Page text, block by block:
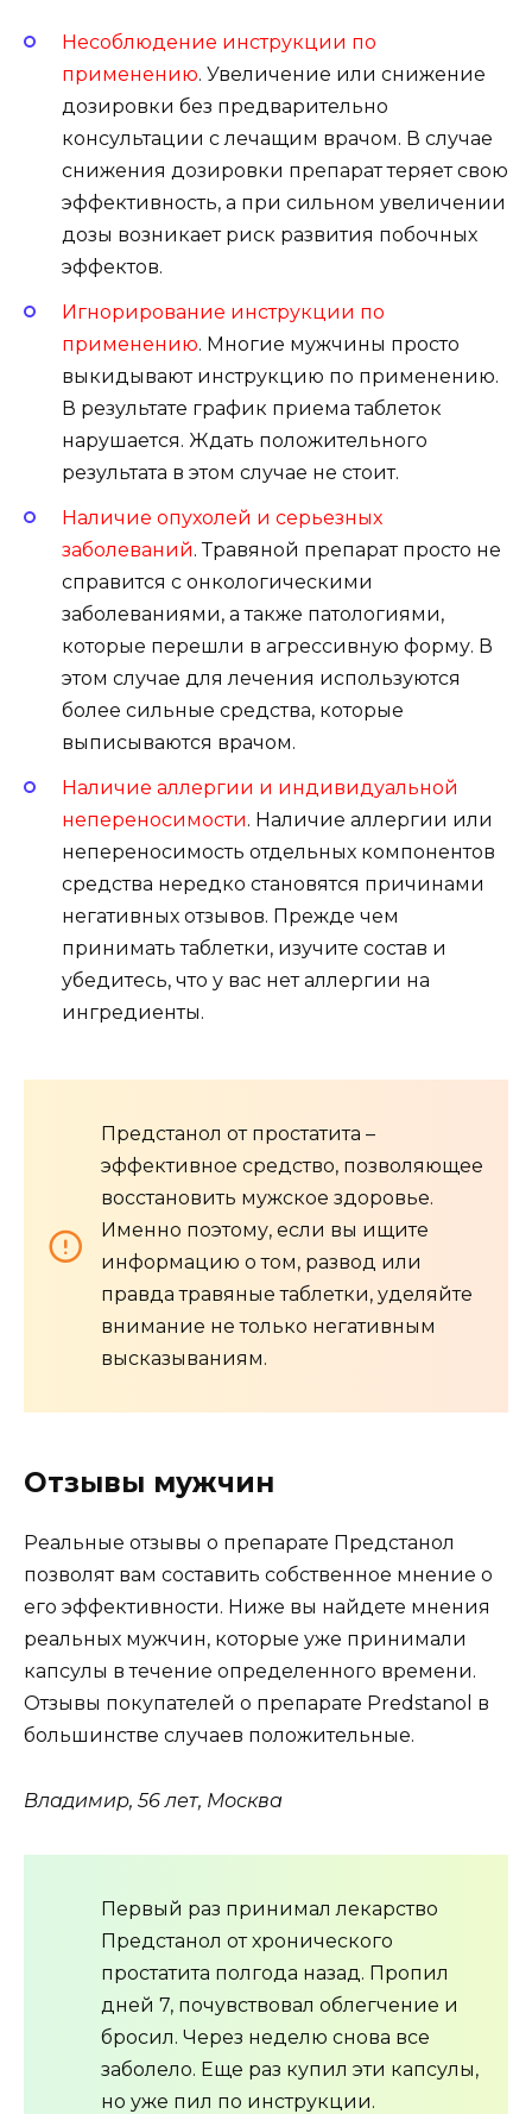
Несоблюдение инструкции по
применению. Увеличение или снижение
дозировки без предварительно
консультации с лечащим врачом. В случае
снижения дозировки препарат теряет свою
эффективность, а при сильном увеличении
дозы возникает риск развития побочных
эффектов.
Игнорирование инструкции по
применению. Многие мужчины просто
выкидывают инструкцию по применению.
В результате график приема таблеток
нарушается. Ждать положительного
результата в этом случае не стоит.
Наличие опухолей и серьезных
заболеваний. Травяной препарат просто не
справится с онкологическими
заболеваниями, а также патологиями,
которые перешли в агрессивную форму. В
этом случае для лечения используются
более сильные средства, которые
выписываются врачом.
Наличие аллергии и индивидуальной
непереносимости. Наличие аллергии или
непереносимость отдельных компонентов
средства нередко становятся причинами
негативных отзывов. Прежде чем
принимать таблетки, изучите состав и
убедитесь, что у вас нет аллергии на
ингредиенты.
Предстанол от простатита –
эффективное средство, позволяющее
восстановить мужское здоровье.
Именно поэтому, если вы ищите
информацию о том, развод или
правда травяные таблетки, уделяйте
внимание не только негативным
высказываниям.
Отзывы мужчин
Реальные отзывы о препарате Предстанол
позволят вам составить собственное мнение о
его эффективности. Ниже вы найдете мнения
реальных мужчин, которые уже принимали
капсулы в течение определенного времени.
Отзывы покупателей о препарате Predstanol в
большинстве случаев положительные.
Владимир, 56 лет, Москва
Первый раз принимал лекарство
Предстанол от хронического
простатита полгода назад. Пропил
дней 7, почувствовал облегчение и
бросил. Через неделю снова все
заболело. Еще раз купил эти капсулы,
но уже пил по инструкции.